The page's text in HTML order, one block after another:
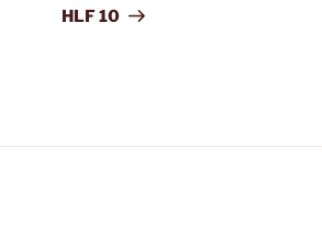
Beitrag
HLF 10